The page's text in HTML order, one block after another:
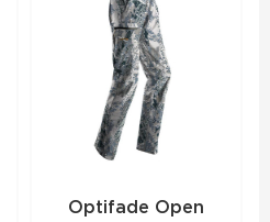
Optifade Open